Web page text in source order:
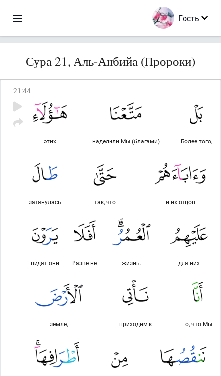
Гость
Сура 21, Аль-Анбийа (Пророки)
21 :44
Более того,
наделили Мы (благами)
этих
и их отцов
так, что
затянулась
для них
жизнь.
Разве не
видят они
то, что Мы
приходим к
земле,